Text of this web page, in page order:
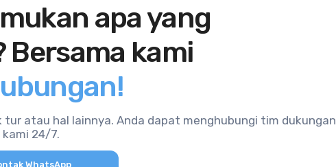
apa yang
Bersama kami
atau hal lainnya. Anda dapat menghubungi tim dukungan
kami 24/7.
WhatsApp